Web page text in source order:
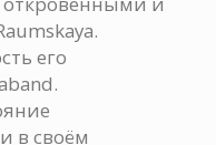
его
в своём